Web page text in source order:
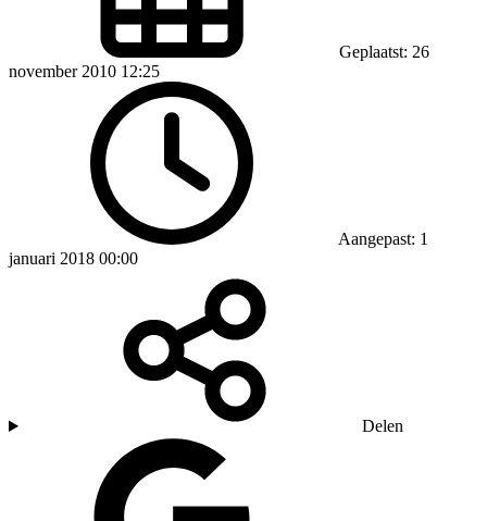
Geplaatst: 26
november 2010 12:25
Aangepast: 1
januari 2018 00:00
Delen